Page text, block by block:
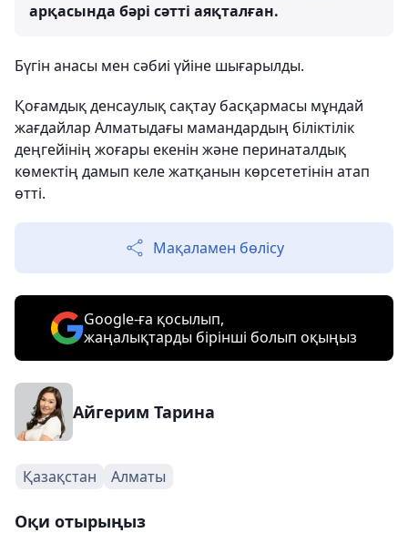
арқасында бәрі сәтті аяқталған.
Бүгін анасы мен сәбиі үйіне шығарылды.
Қоғамдық денсаулық сақтау басқармасы мұндай
жағдайлар Алматыдағы мамандардың біліктілік
деңгейінің жоғары екенін және перинаталдық
көмектің дамып келе жатқанын көрсететінін атап
өтті.
Мақаламен бөлісу
Google-ға қосылып,
жаңалықтарды бірінші болып оқыңыз
Айгерим Тарина
Қазақстан Алматы
Оқи отырыңыз